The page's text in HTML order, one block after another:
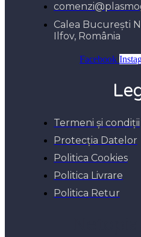
Calea București
Ilfov, România
Facebook
Termeni și condiții
Protecția Datelor
Politica Cookies
Politica Livrare
Politica Retur